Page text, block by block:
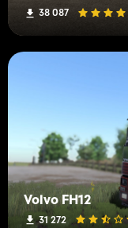
38 087
Volvo FH12
31 272